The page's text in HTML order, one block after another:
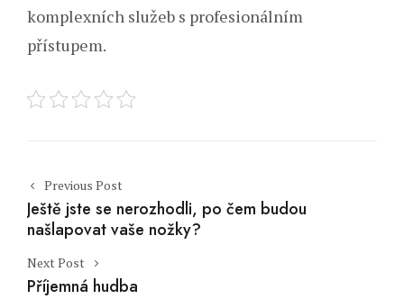
komplexních služeb s profesionálním
přístupem.
Post navigation
Previous Post
Ještě jste se nerozhodli, po čem budou
našlapovat vaše nožky?
Next Post
Příjemná hudba